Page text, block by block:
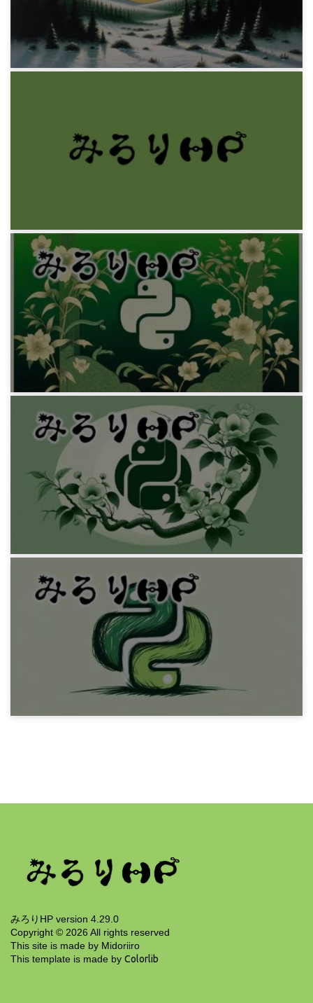
11年前
Python 変数もどき自動作成
プログラミング
Sublime Text3の初期設定
11年前
プログラミング
Python GNPまわりを計算する関数
10年前
Python 擬似色違い孵化 および 二度目は実行さ
れない関数
10年前
11年前
みろりHP version 4.29.0
Copyright © 2026 All rights reserved
This site is made by Midoriiro
This template is made by Colorlib